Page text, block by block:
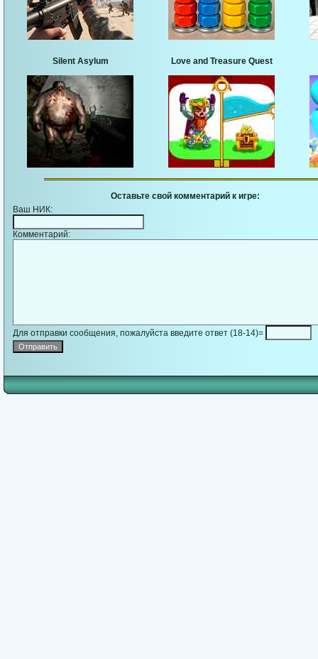
Silent Asylum Love and Treasure Quest
Оставьте свой комментарий к игре:
Ваш НИК:
Комментарий:
Для отправки сообщения, пожалуйста введите ответ (18-14)=